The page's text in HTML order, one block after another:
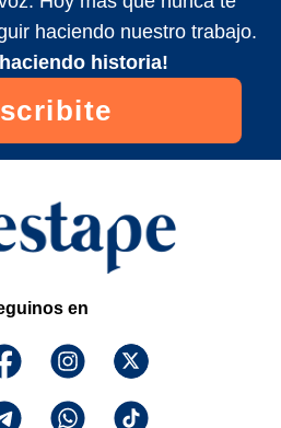
haciendo nuestro trabajo.
historia!
en